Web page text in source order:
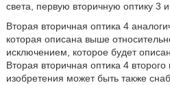
света, первую вторичную оптику 3
Вторая вторичная оптика 4
которая описана выше
исключением, которое будет
Вторая вторичная оптика 4
изобретения может быть также